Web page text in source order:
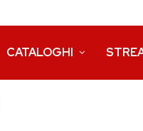
CATALOGHI